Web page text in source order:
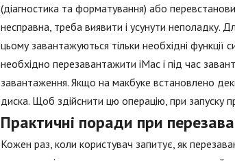
(діагностика та форматування) або
несправна, треба виявити і усунути
цьому завантажуються тільки необхідні
необхідно перезавантажити iMac і під час
завантаження. Якщо на макбуке встановлено
диска. Щоб здійснити цю операцію, при запуску
Практичні поради при
Кожен раз, коли користувач запитує, як